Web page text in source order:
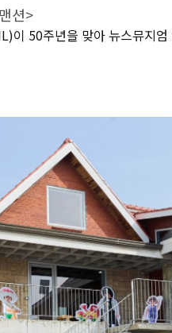
션>
이 50주년을 맞아 뉴스뮤지